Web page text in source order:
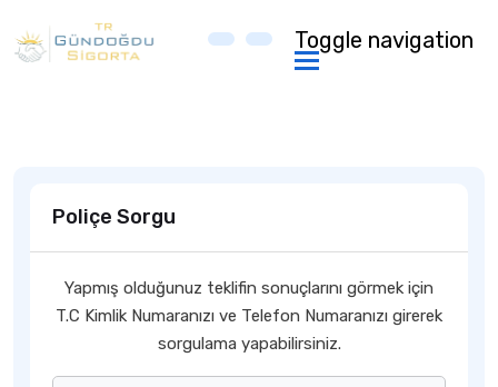
Toggle navigation
Poliçe Sorgu
Yapmış olduğunuz teklifin sonuçlarını görmek için
T.C Kimlik Numaranızı ve Telefon Numaranızı girerek
sorgulama yapabilirsiniz.